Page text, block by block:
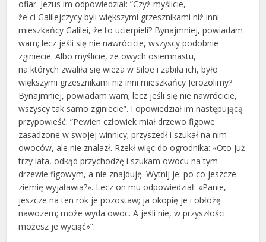
ofiar. Jezus im odpowiedział: ”Czyż myślicie,
że ci Galilejczycy byli większymi grzesznikami niż inni
mieszkańcy Galilei, że to ucierpieli? Bynajmniej, powiadam
wam; lecz jeśli się nie nawrócicie, wszyscy podobnie
zginiecie. Albo myślicie, że owych osiemnastu,
na których zwaliła się wieża w Siloe i zabiła ich, było
większymi grzesznikami niż inni mieszkańcy Jerozolimy?
Bynajmniej, powiadam wam; lecz jeśli się nie nawrócicie,
wszyscy tak samo zginiecie”. I opowiedział im następującą
przypowieść: ”Pewien człowiek miał drzewo figowe
zasadzone w swojej winnicy; przyszedł i szukał na nim
owoców, ale nie znalazł. Rzekł więc do ogrodnika: «Oto już
trzy lata, odkąd przychodzę i szukam owocu na tym
drzewie figowym, a nie znajduję. Wytnij je: po co jeszcze
ziemię wyjaławia?». Lecz on mu odpowiedział: «Panie,
jeszcze na ten rok je pozostaw; ja okopię je i obłożę
nawozem; może wyda owoc. A jeśli nie, w przyszłości
możesz je wyciąć»”.